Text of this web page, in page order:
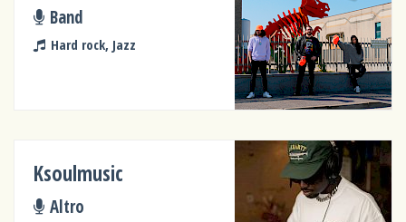
Band
Hard rock, Jazz
Ksoulmusic
Altro